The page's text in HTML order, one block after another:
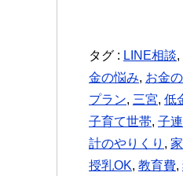
e
b
o
o
k
er
タグ : LINE相談,
金の悩み, お金
プラン, 三宮, 低
子育て世帯, 子
計のやりくり ,
授乳OK, 教育費,